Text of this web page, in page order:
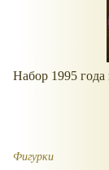
Набор 1995 года
Фигурки